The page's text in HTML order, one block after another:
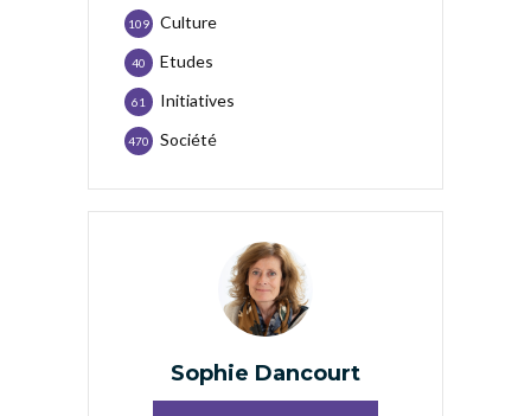
Culture
109
Etudes
40
Initiatives
61
Société
470
Sophie Dancourt